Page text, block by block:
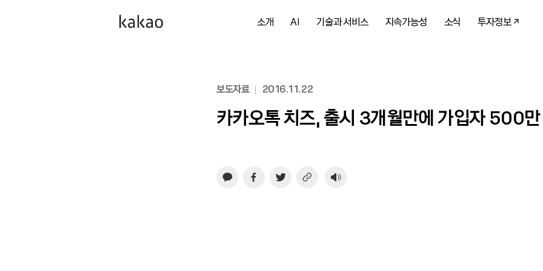
소개 AI 기술과 서비스 지속가능성 소식 투자정보
보도자료 2016.11.22
카카오톡 치즈, 출시 3개월만에 가입자 500